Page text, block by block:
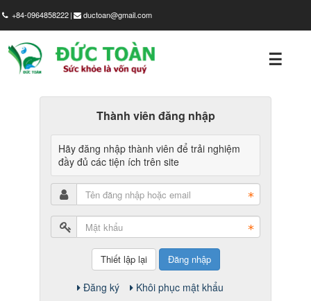
+84-0964858222 ductoan@gmail.com
GIỚI
THIỆU
☰
Thành viên đăng nhập
Hãy đăng nhập thành viên để trải nghiệm
đầy đủ các tiện ích trên site
Đăng nhập
Đăng ký Khôi phục mật khẩu